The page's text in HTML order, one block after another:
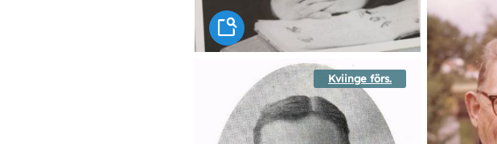
Kviinge förs.